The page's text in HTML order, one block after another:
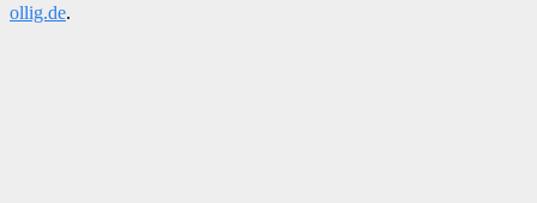
ollig.de.